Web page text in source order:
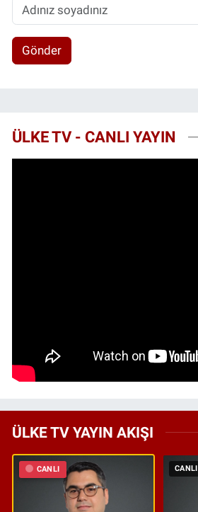
Gönder
ÜLKE TV - CANLI YAYIN
ÜLKE TV YAYIN AKIŞI
CANLI CANLI